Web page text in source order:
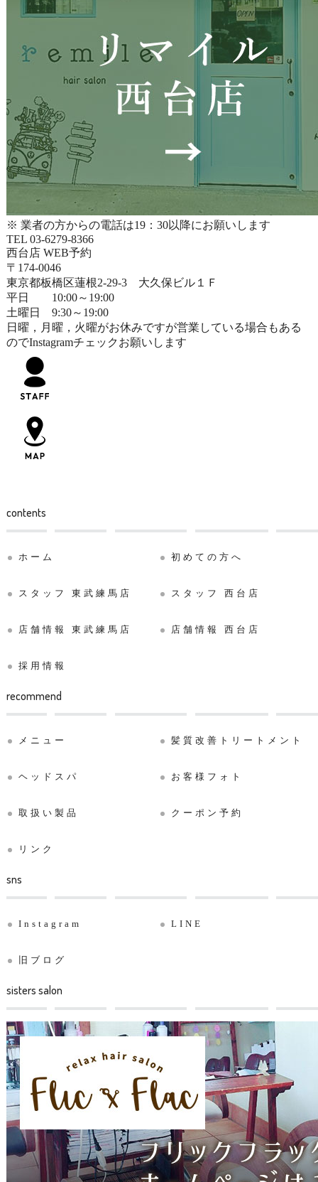
※ 業者の方からの電話は19：30以降にお願いします
TEL 03-6279-8366
西台店 WEB予約
〒174-0046
東京都板橋区蓮根2-29-3 大久保ビル１Ｆ
平日 10:00～19:00
土曜日 9:30～19:00
日曜，月曜，火曜がお休みですが営業している場合もある
のでInstagramチェックお願いします
contents
ホーム 初めての方へ
スタッフ 東武練馬店 スタッフ 西台店
店舗情報 東武練馬店 店舗情報 西台店
採用情報
recommend
メニュー 髪質改善トリートメント
ヘッドスパ お客様フォト
取扱い製品 クーポン予約
リンク
sns
Instagram LINE
旧ブログ
sisters salon